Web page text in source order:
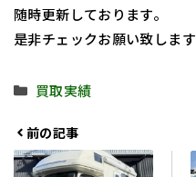
随時更新しております。
是非チェックお願い致します
カ
ゴ
リ
ー
買取実績
前の記事